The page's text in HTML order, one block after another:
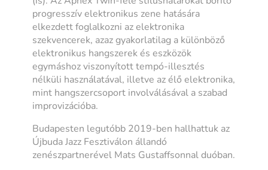
progresszív elektronikus zene hatására
elkezdett foglalkozni az elektronika
szekvencerek, azaz gyakorlatilag a különböző
elektronikus hangszerek és eszközök
egymáshoz viszonyított tempó-illesztés
nélküli használatával, illetve az élő elektronika,
mint hangszercsoport involválásával a szabad
improvizációba.
Budapesten legutóbb 2019-ben hallhattuk az
Újbuda Jazz Fesztiválon állandó
zenészpartnerével Mats Gustaffsonnal duóban.